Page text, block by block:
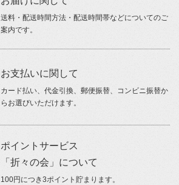
送料・配送時間方法・配送時間帯などについてのご
案内です。
お支払いに関して
カード払い、代金引換、郵便振替、コンビニ振替か
らお選びいただけます。
ポイントサービス
「折々の会」について
100円につき3ポイント貯まります。